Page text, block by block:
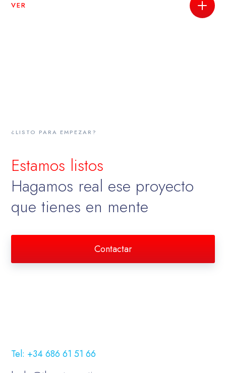
VER
¿LISTO PARA EMPEZAR?
Estamos listos
Hagamos real ese proyecto
que tienes en mente
Contactar
Tel: +34 686 61 51 66